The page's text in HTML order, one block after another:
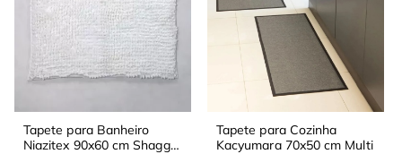
Tapete para Banheiro
Niazitex 90x60 cm Shaggy
Tapete para Cozinha
Kacyumara 70x50 cm Multi